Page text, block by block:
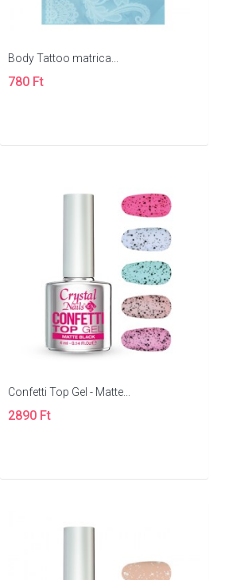
Body Tattoo matrica...
780 Ft
Confetti Top Gel - Matte...
2890 Ft